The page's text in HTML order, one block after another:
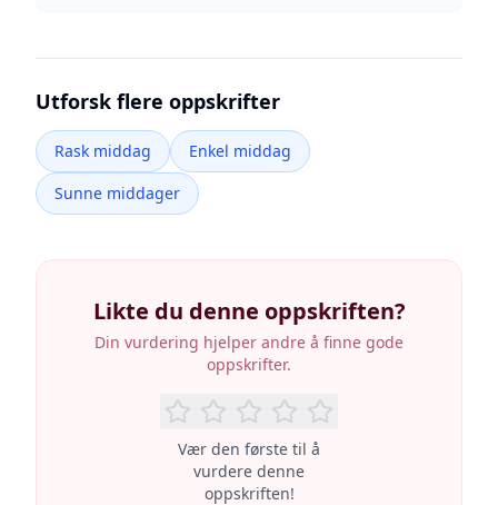
Utforsk flere oppskrifter
Rask middag
Enkel middag
Sunne middager
Likte du denne oppskriften?
Din vurdering hjelper andre å finne gode
oppskrifter.
Vær den første til å
vurdere denne
oppskriften!